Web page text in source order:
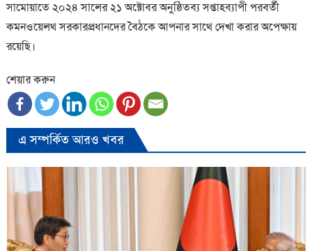
সামোয়াতে ২০২৪ সালের ২১ অক্টোবর অনুষ্ঠিতব্য সপ্তাহব্যাপী পরবর্তী
কমনওয়েলথ সরকারপ্রধানদের বৈঠকে আপনার সাথে দেখা করার অপেক্ষায়
রয়েছি।
শেয়ার করুন
এ সম্পর্কিত আরও খবর